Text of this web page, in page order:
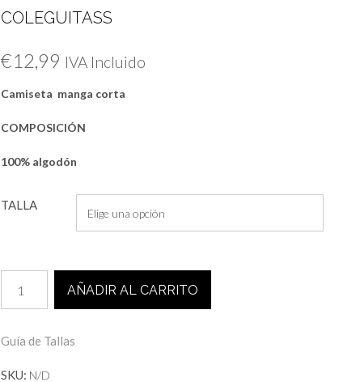
COLEGUITASS
€12,99 IVA Incluido
Camiseta manga corta
COMPOSICIÓN
100% algodón
TALLA
PERSONALIZADA
LOS
cantidad
AÑADIR AL CARRITO
Guía de Tallas
SKU: N/D